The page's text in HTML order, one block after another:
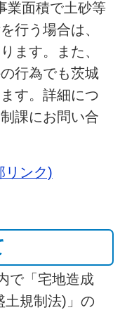
業面積で土砂等
行う場合は、
ます。また、
行為でも茨城
す。詳細につ
課にお問い合
リンク)
で「宅地造成
土規制法)」の